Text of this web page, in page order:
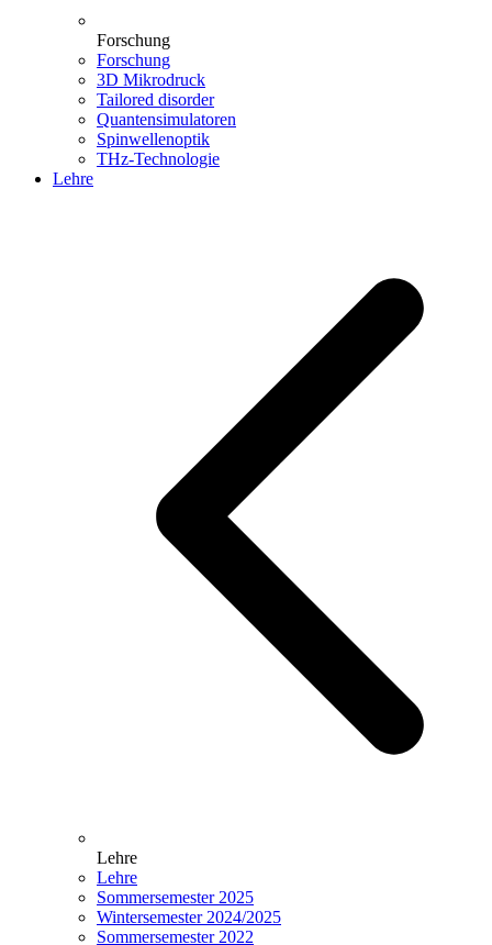
Forschung
Forschung
3D Mikrodruck
Tailored disorder
Quantensimulatoren
Spinwellenoptik
THz-Technologie
Lehre
Lehre
Lehre
Sommersemester 2025
Wintersemester 2024/2025
Sommersemester 2022